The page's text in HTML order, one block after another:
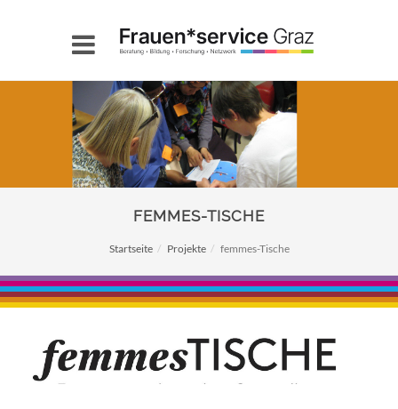
FEMMES-TISCHE
Startseite Projekte femmes-Tische